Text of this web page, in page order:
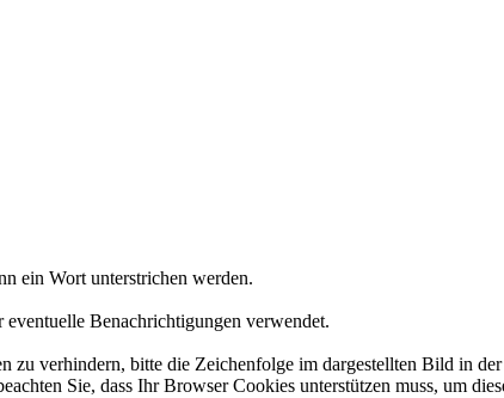
ein Wort unterstrichen werden.
Benachrichtigungen verwendet.
zu verhindern, bitte die Zeichenfolge im dargestellten Bild in
Sie, dass Ihr Browser Cookies unterstützen muss, um